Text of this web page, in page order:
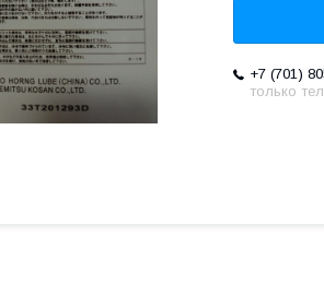
+7 (701)
только